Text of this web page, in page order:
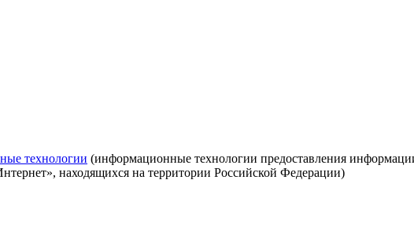
технологии (информационные технологии предоставления
находящихся на территории Российской Федерации)